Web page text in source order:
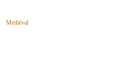
Médiéval